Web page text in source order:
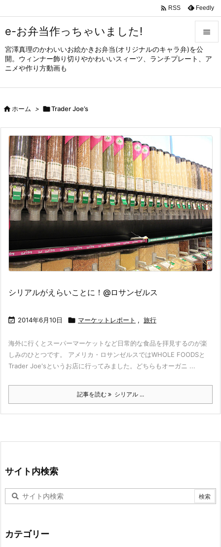
e-お弁当作っちゃいました!
宮澤真理のかわいいお絵かきお弁当(オリジナルのキャラ弁)を公
開。ウィンナー飾り切りやかわいいスィーツ、ランチプレート、ア
ニメや作り方動画も


メニュ
サイド

次へ
検索
 RSS Feedly
ホーム > Trader Joe’s
シリアルがえらいことに！@ロサンゼルス
 2014年6月10日  マーケットレポート , 旅行
海外に行くとスーパーマーケットなど日常的な食品を拝見するのが楽
しみのひとつです。 アメリカ・ロサンゼルスではWHOLE FOODSと
Trader Joe'sというお店に行ってみました。どちらもオーガニ ...
記事を読む シリアル ...
サイト内検索
カテゴリー